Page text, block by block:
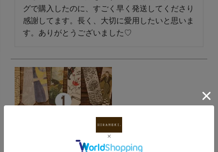
グで購入したのに、すごく早く発送してくださり
感謝してます。長く、大切に愛用したいと思いま
す。ありがとうございました♡